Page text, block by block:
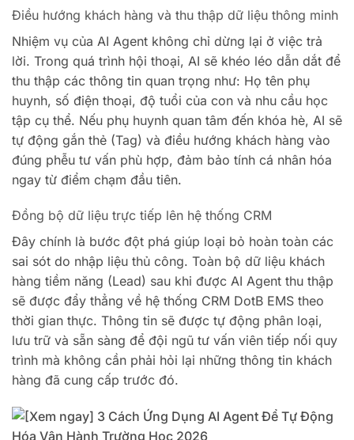
Điều hướng khách hàng và thu thập dữ liệu thông minh
Nhiệm vụ của AI Agent không chỉ dừng lại ở việc trả
lời. Trong quá trình hội thoại, AI sẽ khéo léo dẫn dắt để
thu thập các thông tin quan trọng như: Họ tên phụ
huynh, số điện thoại, độ tuổi của con và nhu cầu học
tập cụ thể. Nếu phụ huynh quan tâm đến khóa hè, AI sẽ
tự động gắn thẻ (Tag) và điều hướng khách hàng vào
đúng phễu tư vấn phù hợp, đảm bảo tính cá nhân hóa
ngay từ điểm chạm đầu tiên.
Đồng bộ dữ liệu trực tiếp lên hệ thống CRM
Đây chính là bước đột phá giúp loại bỏ hoàn toàn các
sai sót do nhập liệu thủ công. Toàn bộ dữ liệu khách
hàng tiềm năng (Lead) sau khi được AI Agent thu thập
sẽ được đẩy thẳng về hệ thống CRM DotB EMS theo
thời gian thực. Thông tin sẽ được tự động phân loại,
lưu trữ và sẵn sàng để đội ngũ tư vấn viên tiếp nối quy
trình mà không cần phải hỏi lại những thông tin khách
hàng đã cung cấp trước đó.